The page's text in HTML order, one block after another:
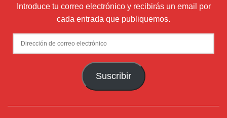
Introduce tu correo electrónico y recibirás un email por
cada entrada que publiquemos.
Dirección
de
Suscribir